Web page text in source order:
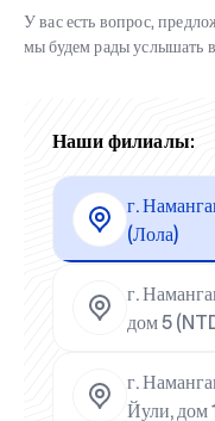
У вас есть вопрос,
мы будем рады услышать
Наши филиалы:
г.
(Лола)
г.
дом 5
г.
Йули, дом